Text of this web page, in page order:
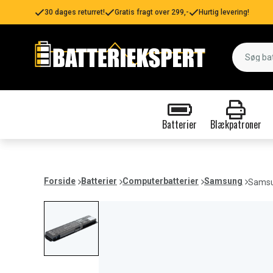
30 dages returret! Gratis fragt over 299,- Hurtig levering!
Batterier Blækpatroner
Forside Batterier Computerbatterier Samsung